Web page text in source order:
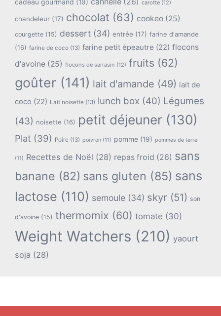
cadeau gourmand (19) carotte (12)
chandeleur (17) chocolat (63) cookeo (25)
courgette (15) dessert (34) entrée (17) farine d'amande
(16) farine de coco (13) farine petit épeautre (22) flocons
d'avoine (25) flocons de sarrasin (12) fruits (62)
goûter (141) lait d'amande (49) lait de
coco (22) Lait noisette (13) lunch box (40) Légumes
(43) noisette (16) petit déjeuner (130)
Plat (39) Poire (13) poivron (11) pomme (19) pommes de terre
(11) Recettes de Noël (28) repas froid (26) sans
banane (82) sans gluten (85) sans
lactose (110) semoule (34) skyr (51) son
d'avoine (15) thermomix (60) tomate (30)
Weight Watchers (210) yaourt
soja (28)